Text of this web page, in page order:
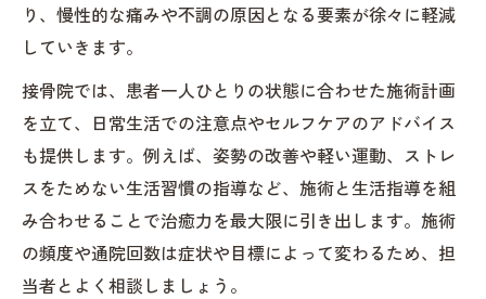
り、慢性的な痛みや不調の原因となる要素が徐々に軽減
していきます。
接骨院では、患者一人ひとりの状態に合わせた施術計画
を立て、日常生活での注意点やセルフケアのアドバイス
も提供します。例えば、姿勢の改善や軽い運動、ストレ
スをためない生活習慣の指導など、施術と生活指導を組
み合わせることで治癒力を最大限に引き出します。施術
の頻度や通院回数は症状や目標によって変わるため、担
当者とよく相談しましょう。